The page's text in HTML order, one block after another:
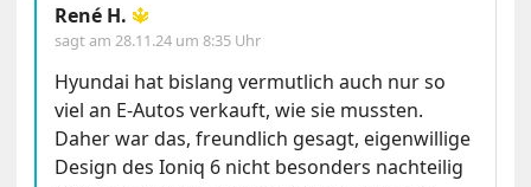
René H. 🔱
sagt am 28.11.24 um 8:35 Uhr
Hyundai hat bislang vermutlich auch nur so
viel an E-Autos verkauft, wie sie mussten.
Daher war das, freundlich gesagt, eigenwillige
Design des Ioniq 6 nicht besonders nachteilig